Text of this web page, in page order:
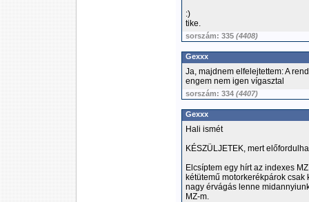
:)
tike.
sorszám: 335 (4408)
Gexxx
Ja, majdnem elfelejtettem: A
engem nem igen vígasztal
sorszám: 334 (4407)
Gexxx
Hali ismét
KÉSZÜLJETEK, mert
Elcsíptem egy hírt az indexes
kétütemű motorkerékpárok
nagy érvágás lenne
MZ-m.